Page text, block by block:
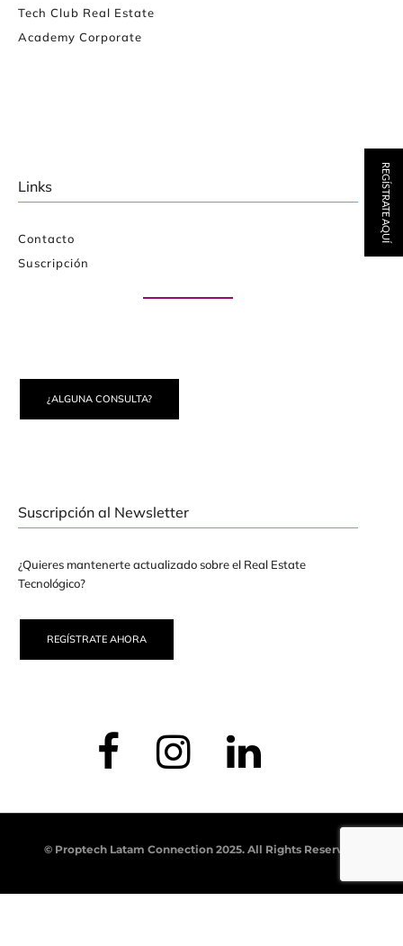
Tech Club Real Estate
Academy Corporate
Links
Contacto
Suscripción
¿ALGUNA CONSULTA?
Suscripción al Newsletter
¿Quieres mantenerte actualizado sobre el Real Estate
Tecnológico?
REGÍSTRATE AHORA
© Proptech Latam Connection 2025. All Rights Reserved.
REGÍSTRATE AQUÍ